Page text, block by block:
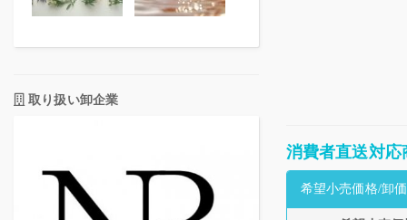
取り扱い卸企業
消費者直送対応
希望小売価格/卸